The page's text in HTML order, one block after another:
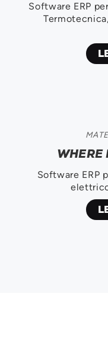
Software ERP
WHERE
Software ERP